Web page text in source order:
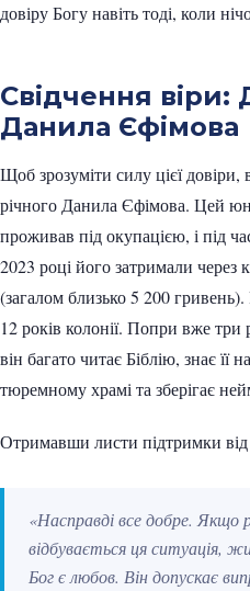
довіру Богу навіть тоді, коли
Свідчення віри:
Данила Єфімова
Щоб зрозуміти силу цієї довіри,
річного Данила Єфімова. Цей
проживав під окупацією, і під
2023 році його затримали через
(загалом близько 5 200
12 років колонії. Попри вже три
він багато читає Біблію, знає її
тюремному храмі та зберігає
Отримавши листи підтримки від
«Насправді все добре. Якщо
відбувається ця ситуація,
Бог є любов. Він допускає